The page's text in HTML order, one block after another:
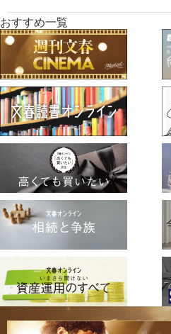
おすすめ一覧